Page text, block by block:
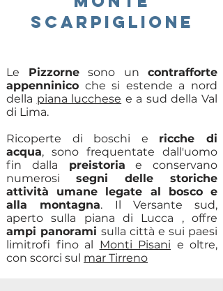
SCARPIGLIONE
Le Pizzornesono un contrafforte
appenninico che si estende a nord
della piana lucchese e a sud della Val
di Lima.
Ricoperte di boschi e ricche di
acqua, sono frequentate dall'uomo
fin dalla preistoria e conservano
numerosi segni delle storiche
attività umane legate al bosco e
alla montagna. Il Versante sud,
aperto sulla piana di Lucca , offre
ampi panorami sulla città e sui paesi
limitrofi fino al Monti Pisani e oltre,
con scorci sul mar Tirreno